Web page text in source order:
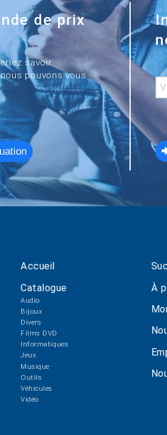
de prix
savoir
pouvons vous
Accueil
Catalogue
Audio
Bijoux
Divers
Films DVD
Informatiques
Jeux
Musique
Outils
Véhicules
Vidéo
À